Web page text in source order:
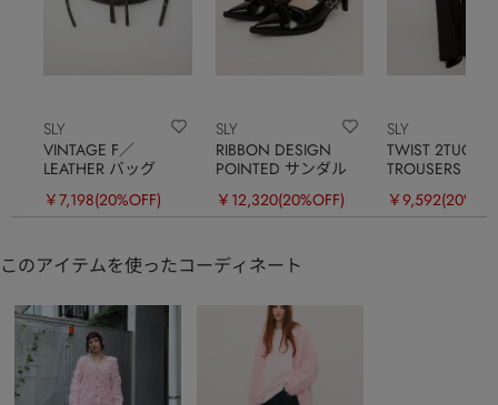
SLY
VINTAGE F／
LEATHER バッグ
￥7,198(20%OFF)
SLY
RIBBON DESIGN
POINTED サンダル
￥12,320(20%OFF)
SLY
TWIST 2TUCK
TROUSERS
￥9,592
このアイテムを使ったコーディネート